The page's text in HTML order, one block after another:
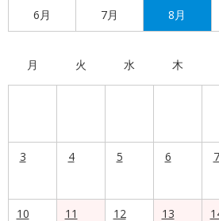
6月 7月 8月
月 火 水 木
3 4 5 6 7
10
11
12
13